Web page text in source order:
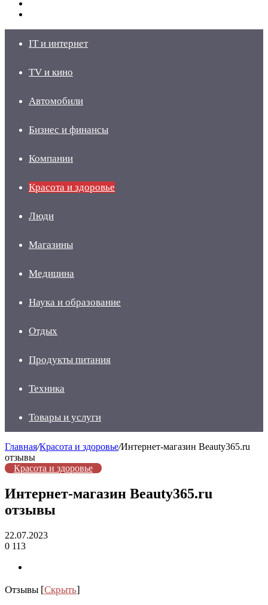
IT и интернет
TV и кино
Автомобили
Бизнес и финансы
Компании
Красота и здоровье
Люди
Магазины
Медицина
Наука и образование
Отдых
Продукты питания
Техника
Товары и услуги
Главная/Красота и здоровье/Интернет-магазин Beauty365.ru
отзывы
Красота и здоровье
Интернет-магазин Beauty365.ru
отзывы
22.07.2023
0 113
Отзывы [Скрыть]